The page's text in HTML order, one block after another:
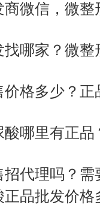
微信，微
哪家？微
格多少？
哪里有正
招代理吗？
品批发价